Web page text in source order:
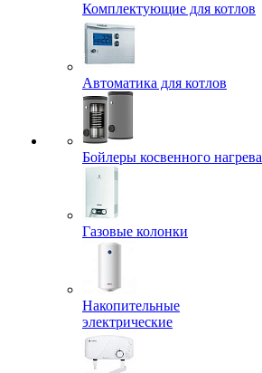
Комплектующие для котлов
Автоматика для котлов
Бойлеры косвенного нагрева
Газовые колонки
Накопительные
электрические